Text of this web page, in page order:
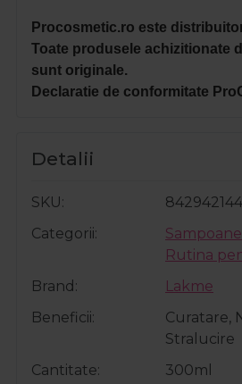
Procosmetic.ro este
Toate produsele achizitionate
sunt originale.
Declaratie de conformitate
Detalii
SKU
Categorii
Sampoane
Rutina
Brand
Lakme
Beneficii
Curatare,
Stralucire
Cantitate
300ml